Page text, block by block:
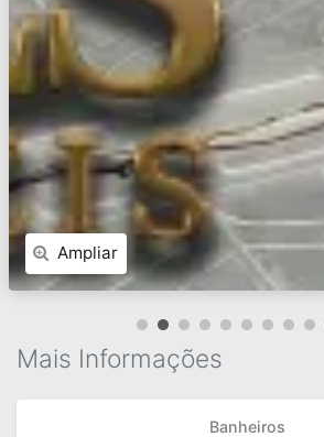
Ampliar
Mais Informações
Banheiros